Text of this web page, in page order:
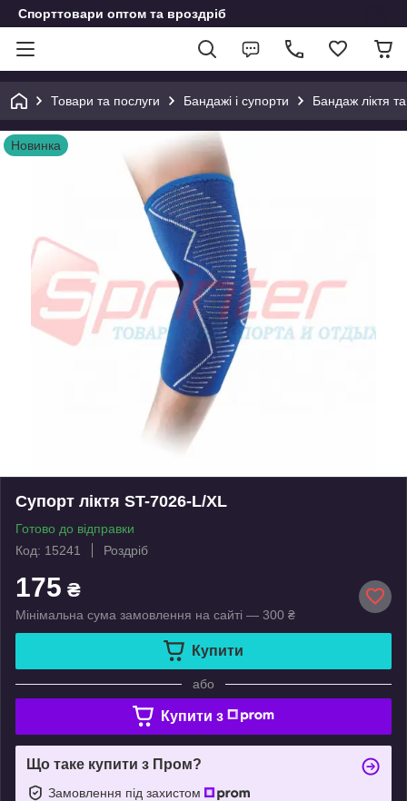
Спорттовари оптом та вроздріб
Товари та послуги Бандажі і супорти Бандаж ліктя
Новинка
Супорт ліктя ST-7026-L/XL
Готово до відправки
Код: 15241
Роздріб
175 ₴
Мінімальна сума замовлення на сайті — 300 ₴
Купити
або
Купити з
Що таке купити з Пром?
Замовлення під захистом